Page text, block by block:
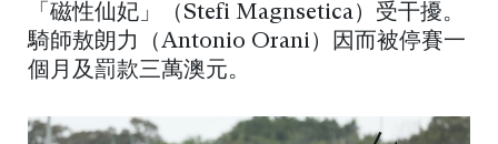
「磁性仙妃」（Stefi Magnsetica）受干擾。
騎師敖朗力（Antonio Orani）因而被停賽一
個月及罰款三萬澳元。